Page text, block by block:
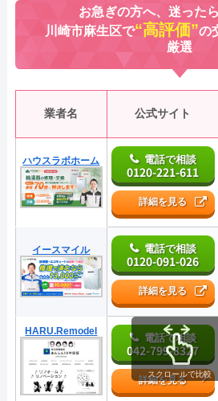
お急ぎの方へ、迷った
川崎市麻生区で“高評価”の
厳選
業者名 公式サイト
ハウスラボホーム 電話で相談
0120-221-611
詳細を見る
イースマイル 電話で相談
0120-091-026
詳細を見る
HARU.Remodel
電話で相談
042-799-8327
詳細を見る
スクロールで比較